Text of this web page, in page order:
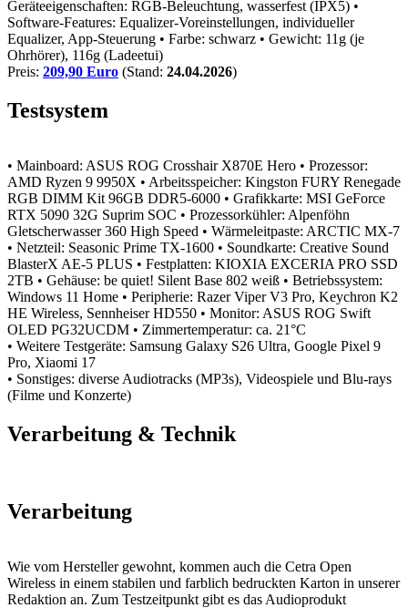
Geräteeigenschaften: RGB-Beleuchtung, wasserfest (IPX5) •
Software-Features: Equalizer-Voreinstellungen, individueller
Equalizer, App-Steuerung • Farbe: schwarz • Gewicht: 11g (je
Ohrhörer), 116g (Ladeetui)
Preis: 209,90 Euro (Stand: 24.04.2026)
Testsystem
• Mainboard: ASUS ROG Crosshair X870E Hero • Prozessor:
AMD Ryzen 9 9950X • Arbeitsspeicher: Kingston FURY Renegade
RGB DIMM Kit 96GB DDR5-6000 • Grafikkarte: MSI GeForce
RTX 5090 32G Suprim SOC • Prozessorkühler: Alpenföhn
Gletscherwasser 360 High Speed • Wärmeleitpaste: ARCTIC MX-7
• Netzteil: Seasonic Prime TX-1600 • Soundkarte: Creative Sound
BlasterX AE-5 PLUS • Festplatten: KIOXIA EXCERIA PRO SSD
2TB • Gehäuse: be quiet! Silent Base 802 weiß • Betriebssystem:
Windows 11 Home • Peripherie: Razer Viper V3 Pro, Keychron K2
HE Wireless, Sennheiser HD550 • Monitor: ASUS ROG Swift
OLED PG32UCDM • Zimmertemperatur: ca. 21°C
• Weitere Testgeräte: Samsung Galaxy S26 Ultra, Google Pixel 9
Pro, Xiaomi 17
• Sonstiges: diverse Audiotracks (MP3s), Videospiele und Blu-rays
(Filme und Konzerte)
Verarbeitung & Technik
Verarbeitung
Wie vom Hersteller gewohnt, kommen auch die Cetra Open
Wireless in einem stabilen und farblich bedruckten Karton in unserer
Redaktion an. Zum Testzeitpunkt gibt es das Audioprodukt